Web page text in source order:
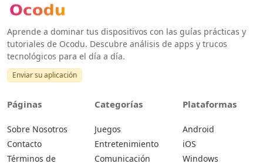
Aprende a dominar tus dispositivos con las guías prácticas y
tutoriales de Ocodu. Descubre análisis de apps y trucos
tecnológicos para el día a día.
Enviar su aplicación
Páginas
Sobre Nosotros
Contacto
Términos de
Categorías
Juegos
Entretenimiento
Comunicación
Plataformas
Android
iOS
Windows